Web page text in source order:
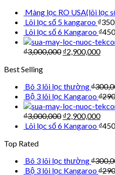
Màng lọc RO USA(lõi lọc
Lõi lọc số 5 kangaroo ₫
Lõi lọc số 6 Kangaroo ₫
₫3,000,000 ₫2,900,000
Best Selling
Bô 3 lõi lọc thường₫
Bộ 3 lõi lọc Kangaroo₫
₫3,000,000 ₫2,900,000
Lõi lọc số 6 Kangaroo ₫
Top Rated
Bô 3 lõi lọc thường₫
Bộ 3 lõi lọc Kangaroo₫